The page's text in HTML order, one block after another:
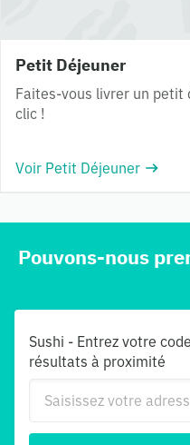
Petit Déjeuner
Faites-vous livrer un petit
clic !
Voir Petit Déjeuner
Pouvons-nous
Sushi - Entrez votre
résultats à proximité